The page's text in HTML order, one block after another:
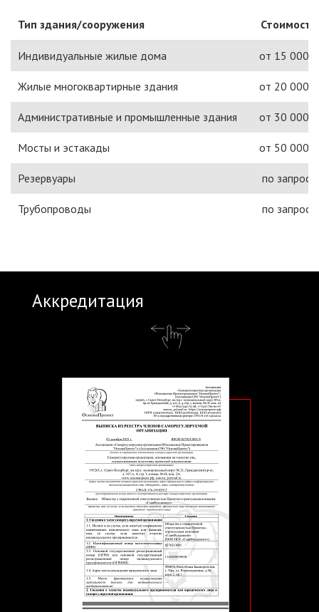
Тип здания/сооружения Стоимость
Индивидуальные жилые дома от 15 000 ₽
Жилые многоквартирные здания от 20 000 ₽
Административные и промышленные здания от 30 000 ₽
Мосты и эстакады от 50 000 ₽
Резервуары по запросу
Трубопроводы по запросу
Аккредитация